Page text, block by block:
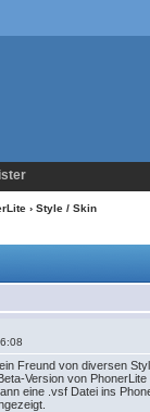
› Style / Skin
Freund von diversen
Version von
eine .vsf Datei ins